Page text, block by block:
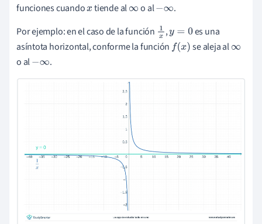
funciones cuandox tiende al∞ o al−∞ .
Por ejemplo: en el caso de la función 1x,y=0
es una
asíntota horizontal, conforme la función f(x) se aleja al∞
o al−∞ .